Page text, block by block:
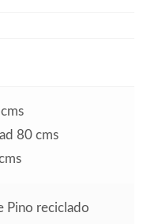
80 cms
Pino reciclado